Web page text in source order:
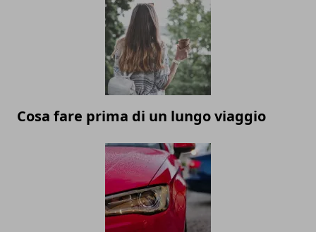
Cosa fare prima di un lungo viaggio